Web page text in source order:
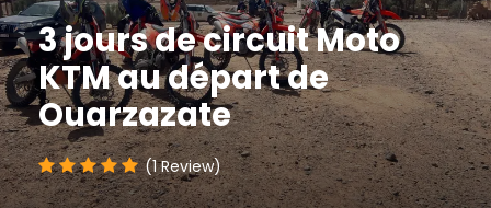
3 jours de circuit Moto
KTM au départ de
Ouarzazate
(1 Review)